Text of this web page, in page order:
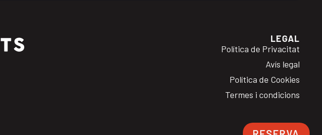
LEGAL
Política de Privacitat
Avís legal
Política de Cookies
Termes i condicions